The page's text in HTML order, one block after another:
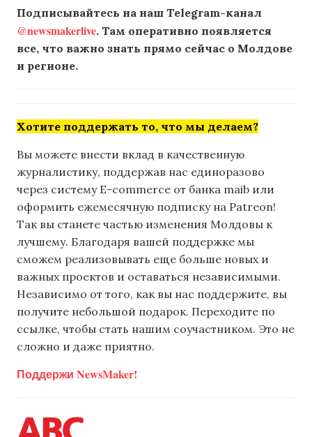
Подписывайтесь на наш Telegram-канал
@newsmakerlive. Там оперативно появляется
все, что важно знать прямо сейчас о Молдове
и регионе.
Хотите поддержать то, что мы делаем?
Вы можете внести вклад в качественную
журналистику, поддержав нас единоразово
через систему E-commerce от банка maib или
оформить ежемесячную подписку на Patreon!
Так вы станете частью изменения Молдовы к
лучшему. Благодаря вашей поддержке мы
сможем реализовывать еще больше новых и
важных проектов и оставаться независимыми.
Независимо от того, как вы нас поддержите, вы
получите небольшой подарок. Переходите по
ссылке, чтобы стать нашим соучастником. Это не
сложно и даже приятно.
Поддержи NewsMaker!